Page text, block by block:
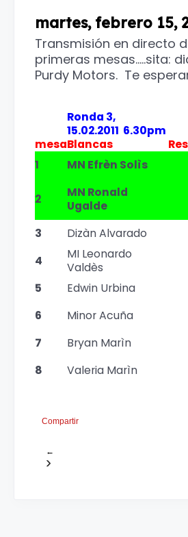
martes, febrero 15,
Transmisión en directo
primeras mesas.....sita:
Purdy Motors. Te
Ronda 3,
15.02.2011 6.30pm
mesaBlancas
1
MN Efrèn Solìs
2
MN Ronald
Ugalde
3
Dizàn Alvarado
4
MI Leonardo
Valdès
5
Edwin Urbina
6
Minor Acuña
7
Bryan Marìn
8
Valeria Marìn
Compartir
←
›